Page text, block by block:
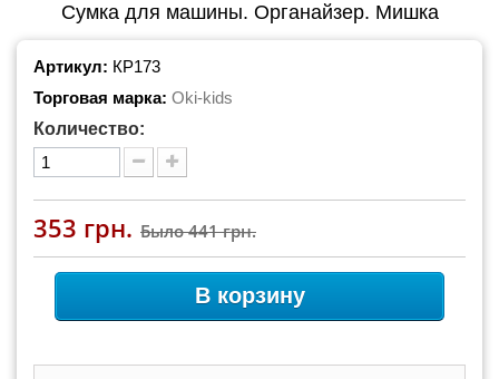
Сумка для машины. Органайзер. Мишка
Артикул: КР173
Торговая марка: Oki-kids
Количество:
353 грн. Было441 грн.
В корзину